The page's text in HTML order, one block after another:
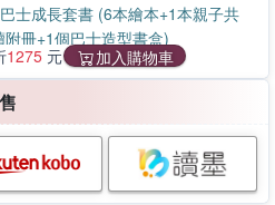
士成長套書 (6本繪本+1本親子共
附冊+1個巴士造型書盒)
1275 元 加入購物車